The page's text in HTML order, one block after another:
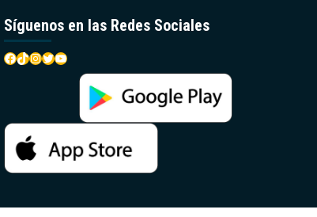
Síguenos en las Redes Sociales
Facebook
TikTok
Instagram
Twitter
YouTube